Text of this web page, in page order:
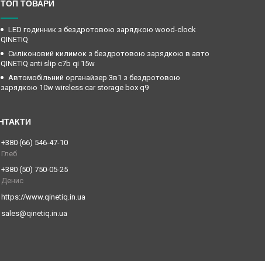
ТОП ТОВАРИ
LED годинник з бездротовою зарядкою wood-clock
QINETIQ
Силіконовий килимок з бездротовою зарядкою в авто
QINETIQ anti slip c7b qi 15w
Автомобільний органайзер 3в1 з бездротовою
зарядкою 10w wireless car storage box q9
+380 (66) 546-47-10
Глеб
+380 (50) 750-05-25
Денис
https://www.qinetiq.in.ua
sales@qinetiq.in.ua